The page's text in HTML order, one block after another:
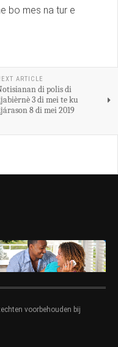
bo mes na tur e
ARTICLE
di polis di
3 di mei te ku
8 di mei 2019
voorbehouden bij